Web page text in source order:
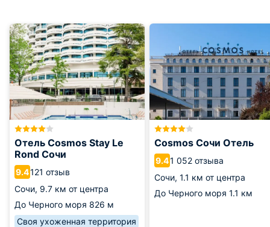
Отель Cosmos Stay Le
Rond Сочи
9.4121 отзыв
Сочи, 9.7 км от центра
До Черного моря 826 м
Своя ухоженная территория
Cosmos Сочи Отель
9.41 052 отзыва
Сочи, 1.1 км от центра
До Черного моря 1.1 км